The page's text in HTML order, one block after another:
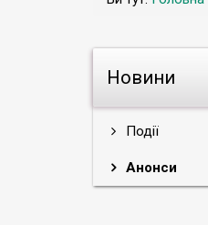
Новини
Події
Анонси